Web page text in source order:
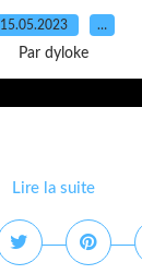
15.05.2023 …
Par dyloke
Lire la suite